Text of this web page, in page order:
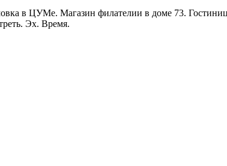
в ЦУМе. Магазин филателии в доме 73.
Эх. Время.